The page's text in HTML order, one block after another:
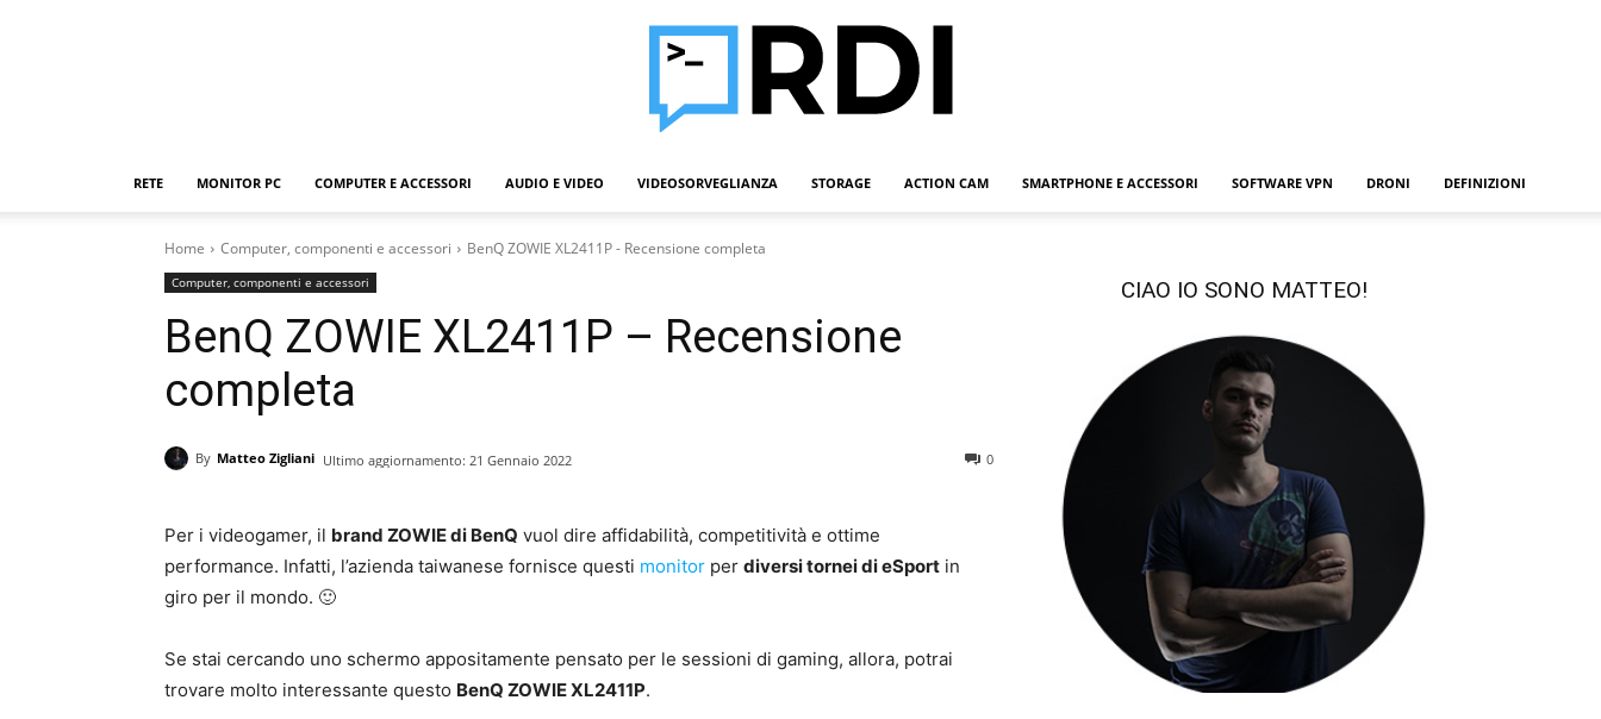
RETE MONITOR PC COMPUTER E ACCESSORI AUDIO E VIDEO VIDEOSORVEGLIANZA STORAGE ACTION CAM SMARTPHONE E ACCESSORI SOFTWARE VPN DRONI DEFINIZIONI
Home Computer, componenti e accessori BenQ ZOWIE XL2411P - Recensione completa
Computer, componenti e accessori
BenQ ZOWIE XL2411P – Recensione
completa
By Matteo Zigliani Ultimo aggiornamento: 21 Gennaio 2022 0
Per i videogamer, il brand ZOWIE di BenQ vuol dire affidabilità, competitività e ottime
performance. Infatti, l’azienda taiwanese fornisce questi monitor per diversi tornei di eSport in
giro per il mondo. 🙂
Se stai cercando uno schermo appositamente pensato per le sessioni di gaming, allora, potrai
trovare molto interessante questo BenQ ZOWIE XL2411P.
CIAO IO SONO MATTEO!